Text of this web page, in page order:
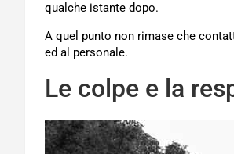
qualche istante dopo.
A quel punto non rimase che
ed al personale.
Le colpe e la